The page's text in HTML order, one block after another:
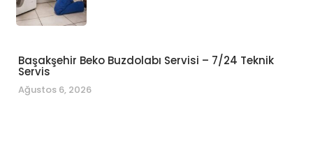
Başakşehir Beko Buzdolabı Servisi – 7/24 Teknik
Servis
Ağustos 6, 2026